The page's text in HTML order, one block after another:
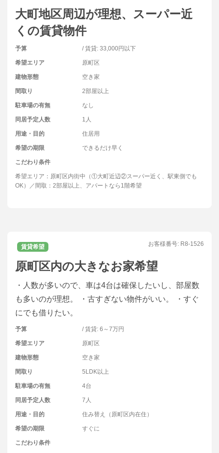
大町地区周辺が理想、スーパー近
くの賃貸物件
予算 / 賃貸: 33,000円以下
希望エリア 原町区
建物形態 空き家
間取り 2部屋以上
駐車場の有無 なし
同居予定人数 1人
用途・目的 住居用
希望の期限 できるだけ早く
こだわり条件
希望エリア：原町区内街中（①大町近辺②スーパー近く、駅東側でも
OK）／間取：2部屋以上、アパートなら1階希望
賃貸希望 お客様番号: R8-1526
原町区内の大きなお家希望
・人数が多いので、車は4台は確保したいし、部屋数
も多いのが理想。 ・古すぎない物件がいい。 ・すぐ
にでも借りたい。
予算 / 賃貸: 6～7万円
希望エリア 原町区
建物形態 空き家
間取り 5LDK以上
駐車場の有無 4台
同居予定人数 7人
用途・目的 住み替え（原町区内在住）
希望の期限 すぐに
こだわり条件